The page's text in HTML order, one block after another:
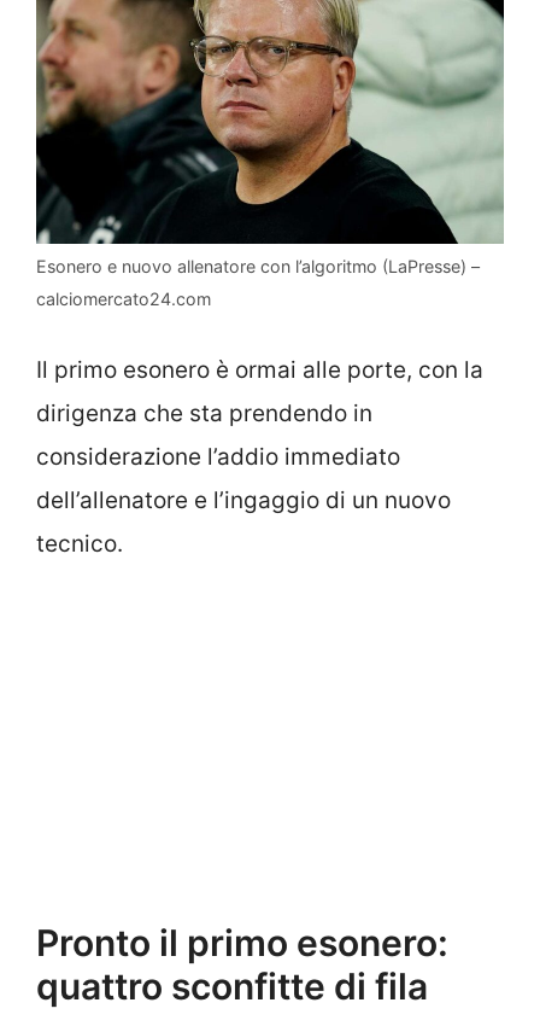
Esonero e nuovo allenatore con l’algoritmo (LaPresse) –
calciomercato24.com
Il primo esonero è ormai alle porte, con la
dirigenza che sta prendendo in
considerazione l’addio immediato
dell’allenatore e l’ingaggio di un nuovo
tecnico.
Pronto il primo esonero:
quattro sconfitte di fila